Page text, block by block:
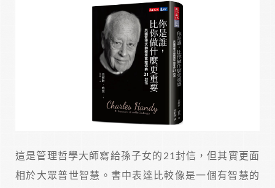
這是管理哲學大師寫給孫子女的21封信，但其實更面
相於大眾普世智慧。書中表達比較像是一個有智慧的